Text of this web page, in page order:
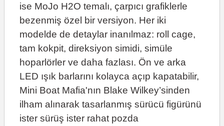
ise MoJo H2O temalı, çarpıcı grafiklerle
bezenmiş özel bir versiyon. Her iki
modelde de detaylar inanılmaz: roll cage,
tam kokpit, direksiyon simidi, simüle
hoparlörler ve daha fazlası. Ön ve arka
LED ışık barlarını kolayca açıp kapatabilir,
Mini Boat Mafia'nın Blake Wilkey’sinden
ilham alınarak tasarlanmış sürücü figürünü
ister sürüş ister rahat pozda